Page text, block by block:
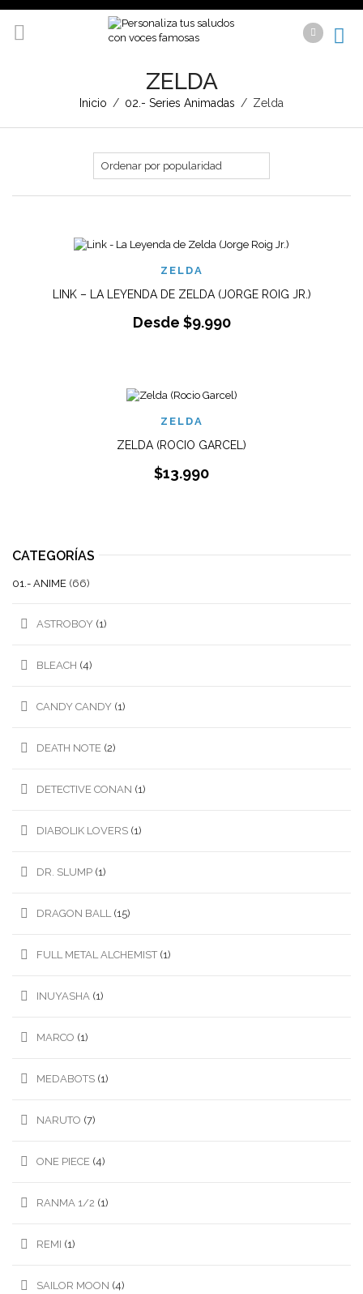
ZELDA
Inicio / 02.- Series Animadas / Zelda
ZELDA
LINK – LA LEYENDA DE ZELDA (JORGE ROIG JR.)
Desde $9.990
ZELDA
ZELDA (ROCIO GARCEL)
$13.990
CATEGORÍAS
01.- ANIME (66)
ASTROBOY (1)
BLEACH (4)
CANDY CANDY (1)
DEATH NOTE (2)
DETECTIVE CONAN (1)
DIABOLIK LOVERS (1)
DR. SLUMP (1)
DRAGON BALL (15)
FULL METAL ALCHEMIST (1)
INUYASHA (1)
MARCO (1)
MEDABOTS (1)
NARUTO (7)
ONE PIECE (4)
RANMA 1/2 (1)
REMI (1)
SAILOR MOON (4)